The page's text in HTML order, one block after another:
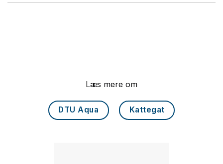
Læs mere om
DTU Aqua Kattegat